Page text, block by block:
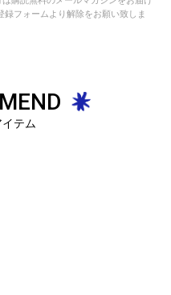
フォームより解除をお願い致しま
テム